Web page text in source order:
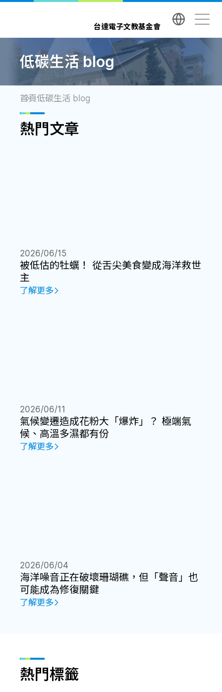
台達電子文教基金會
低碳生活 blog
首頁低碳生活 blog
熱門文章
被低估的牡蠣！ 從舌尖美食變成海洋救世
主
2026/06/15
了解更多
氣候變遷造成花粉大「爆炸」？ 極端氣
候、高溫多濕都有份
2026/06/11
了解更多
海洋噪音正在破壞珊瑚礁，但「聲音」也
可能成為修復關鍵
2026/06/04
了解更多
熱門標籤